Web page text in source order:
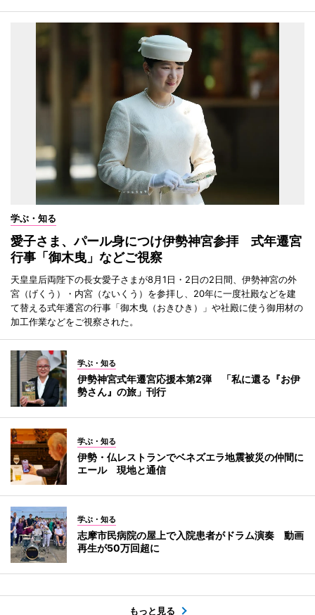
学ぶ・知る
愛子さま、パール身につけ伊勢神宮参拝 式年遷宮
行事「御木曳」などご視察
天皇皇后両陛下の長女愛子さまが8月1日・2日の2日間、伊勢神宮の外
宮（げくう）・内宮（ないくう）を参拝し、20年に一度社殿などを建
て替える式年遷宮の行事「御木曳（おきひき）」や社殿に使う御用材の
加工作業などをご視察された。
学ぶ・知る
伊勢神宮式年遷宮応援本第2弾 「私に還る『お伊
勢さん』の旅」刊行
学ぶ・知る
伊勢・仏レストランでベネズエラ地震被災の仲間に
エール 現地と通信
学ぶ・知る
志摩市民病院の屋上で入院患者がドラム演奏 動画
再生が50万回超に
もっと見る